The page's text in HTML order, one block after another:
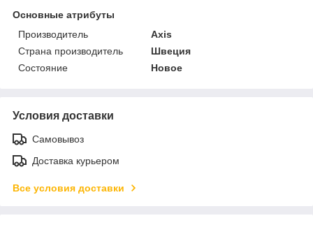
Основные атрибуты
Производитель
Axis
Страна производитель
Швеция
Состояние
Новое
Условия доставки
Самовывоз
Доставка курьером
Все условия доставки